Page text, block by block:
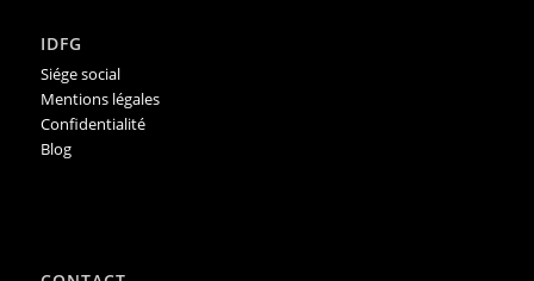
IDFG
Siége social
Mentions légales
Confidentialité
Blog